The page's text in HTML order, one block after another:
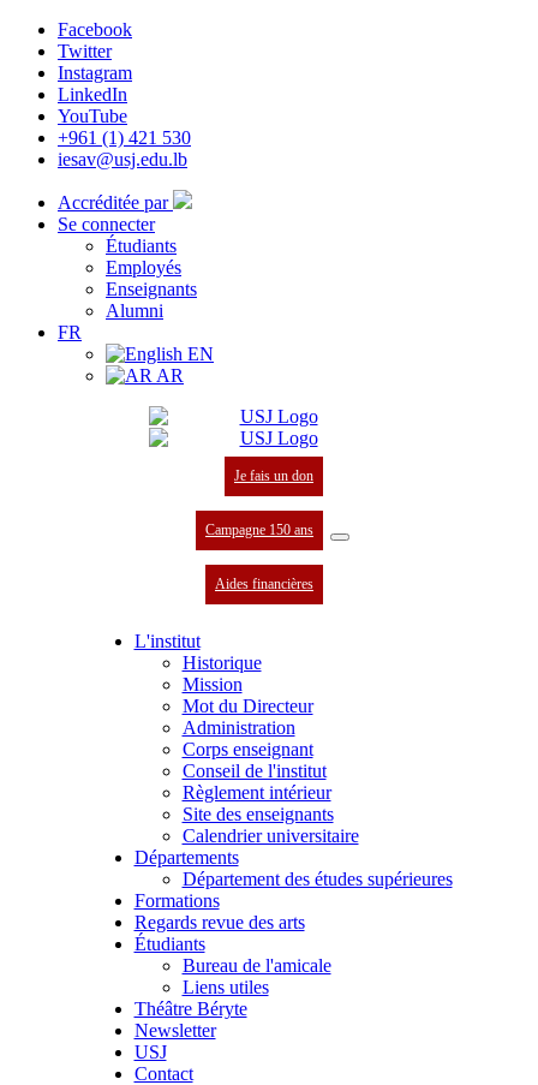
Facebook
Twitter
Instagram
LinkedIn
YouTube
+961 (1) 421 530
iesav@usj.edu.lb
Accréditée par
Se connecter
Étudiants
Employés
Enseignants
Alumni
FR
EN
AR
Je fais un don
Campagne 150 ans
Aides financières
L'institut
Historique
Mission
Mot du Directeur
Administration
Corps enseignant
Conseil de l'institut
Règlement intérieur
Site des enseignants
Calendrier universitaire
Départements
Département des études supérieures
Formations
Regards revue des arts
Étudiants
Bureau de l'amicale
Liens utiles
Théâtre Béryte
Newsletter
USJ
Contact